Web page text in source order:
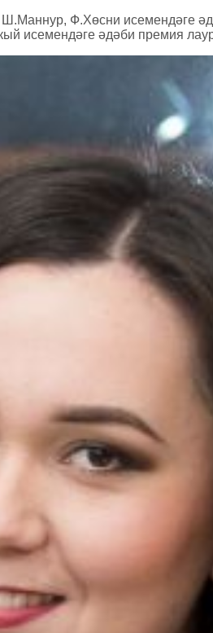
Ш.Маннур, Ф.Хөсни исемендәге
исемендәге әдәби премия